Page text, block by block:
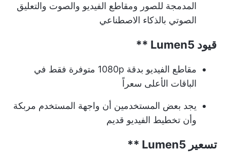
المدمجة للصور ومقاطع الفيديو والصوت والتعليق
الصوتي بالذكاء الاصطناعي
قيود Lumen5 **
مقاطع الفيديو بدقة 1080p متوفرة فقط في
الباقات الأعلى سعراً
يجد بعض المستخدمين أن واجهة المستخدم مربكة
وأن تخطيط الفيديو قديم
تسعير Lumen5 **